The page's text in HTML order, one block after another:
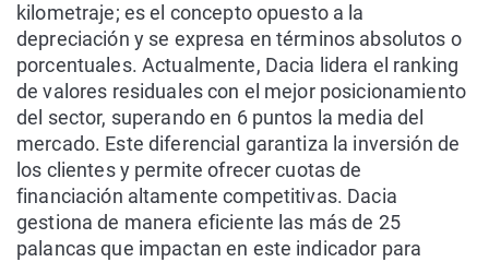
kilometraje; es el concepto opuesto a la
depreciación y se expresa en términos absolutos o
porcentuales. Actualmente, Dacia lidera el ranking
de valores residuales con el mejor posicionamiento
del sector, superando en 6 puntos la media del
mercado. Este diferencial garantiza la inversión de
los clientes y permite ofrecer cuotas de
financiación altamente competitivas. Dacia
gestiona de manera eficiente las más de 25
palancas que impactan en este indicador para